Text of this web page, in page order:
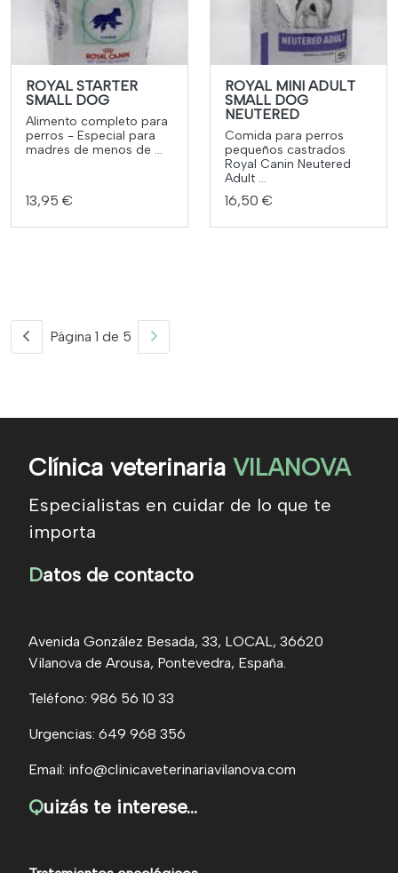
ROYAL STARTER
SMALL DOG
Alimento completo para
perros - Especial para
madres de menos de ...
13,95 €
ROYAL MINI ADULT
SMALL DOG
NEUTERED
Comida para perros
pequeños castrados
Royal Canin Neutered
Adult ...
16,50 €
Página 1 de 5
Clínica veterinaria VILANOVA
Especialistas en cuidar de lo que te
importa
Datos de contacto
Avenida González Besada, 33, LOCAL, 36620
Vilanova de Arousa, Pontevedra, España.
Teléfono: 986 56 10 33
Urgencias: 649 968 356
Email: info@clinicaveterinariavilanova.com
Quizás te interese...